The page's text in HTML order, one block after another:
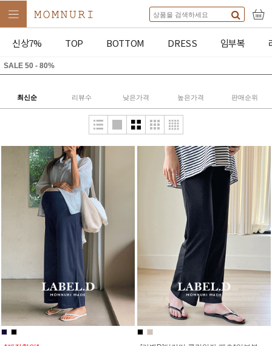
신상7% TOP BOTTOM DRESS 임부복
SALE 50 - 80%
최신순 리뷰수 낮은가격 높은가격 판매순위